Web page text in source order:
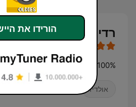
רדיוס 100% Oldies בשידור חי
100% Oldies — a Radios 100FM digital channel
אולדיז
הורידו את